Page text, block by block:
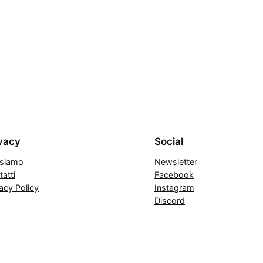
Policy
Social
Newsletter
Facebook
Instagram
Discord